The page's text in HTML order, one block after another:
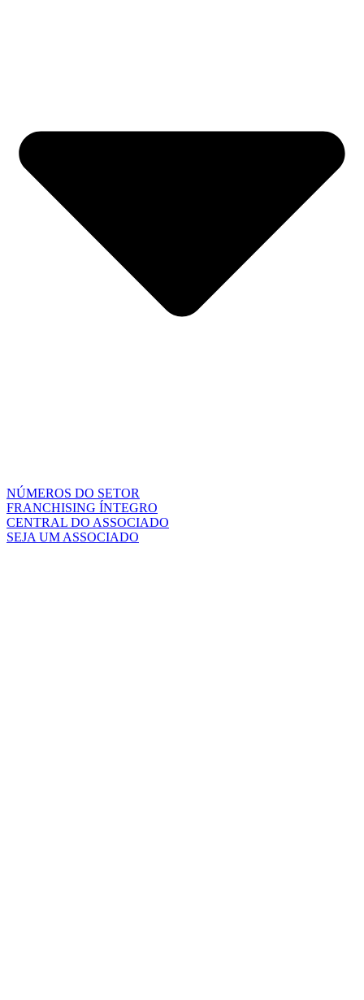
NÚMEROS DO SETOR
FRANCHISING ÍNTEGRO
CENTRAL DO ASSOCIADO
SEJA UM ASSOCIADO